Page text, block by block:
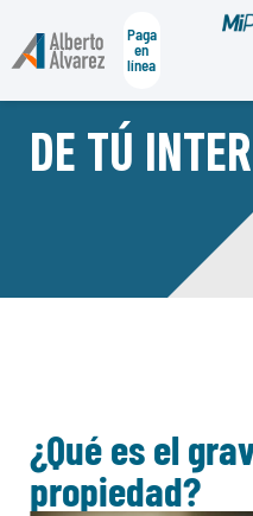
Paga
en
línea
DE TÚ
¿Qué es el
propiedad?